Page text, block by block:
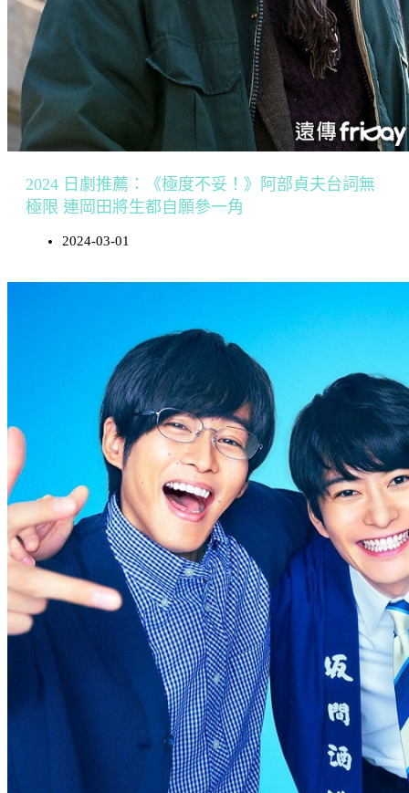
2024 日劇推薦：《極度不妥！》阿部貞夫台詞無
極限 連岡田將生都自願參一角
2024-03-01